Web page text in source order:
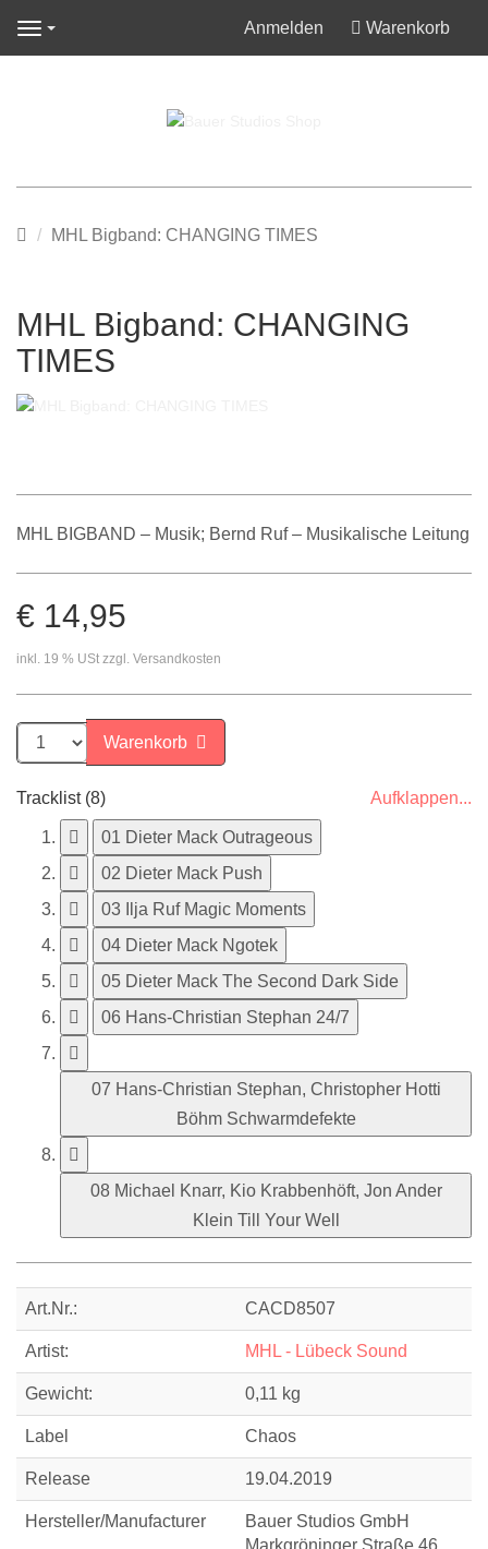
Navigation Anmelden Warenkorb
Startseite
MHL Bigband: CHANGING TIMES
MHL Bigband: CHANGING
TIMES
MHL BIGBAND – Musik; Bernd Ruf– Musikalische Leitung
€ 14,95
inkl. 19 % USt zzgl. Versandkosten
Warenkorb
Tracklist (8) Aufklappen...
01 Dieter Mack Outrageous
02 Dieter Mack Push
03 Ilja Ruf Magic Moments
04 Dieter Mack Ngotek
05 Dieter Mack The Second Dark Side
06 Hans-Christian Stephan 24/7
07 Hans-Christian Stephan, Christopher Hotti
Böhm Schwarmdefekte
08 Michael Knarr, Kio Krabbenhöft, Jon Ander
Klein Till Your Well
Art.Nr.: CACD8507
Artist: MHL - Lübeck Sound
Gewicht: 0,11 kg
Label Chaos
Release 19.04.2019
Hersteller/Manufacturer
Bauer Studios GmbH
Markgröninger Straße 46